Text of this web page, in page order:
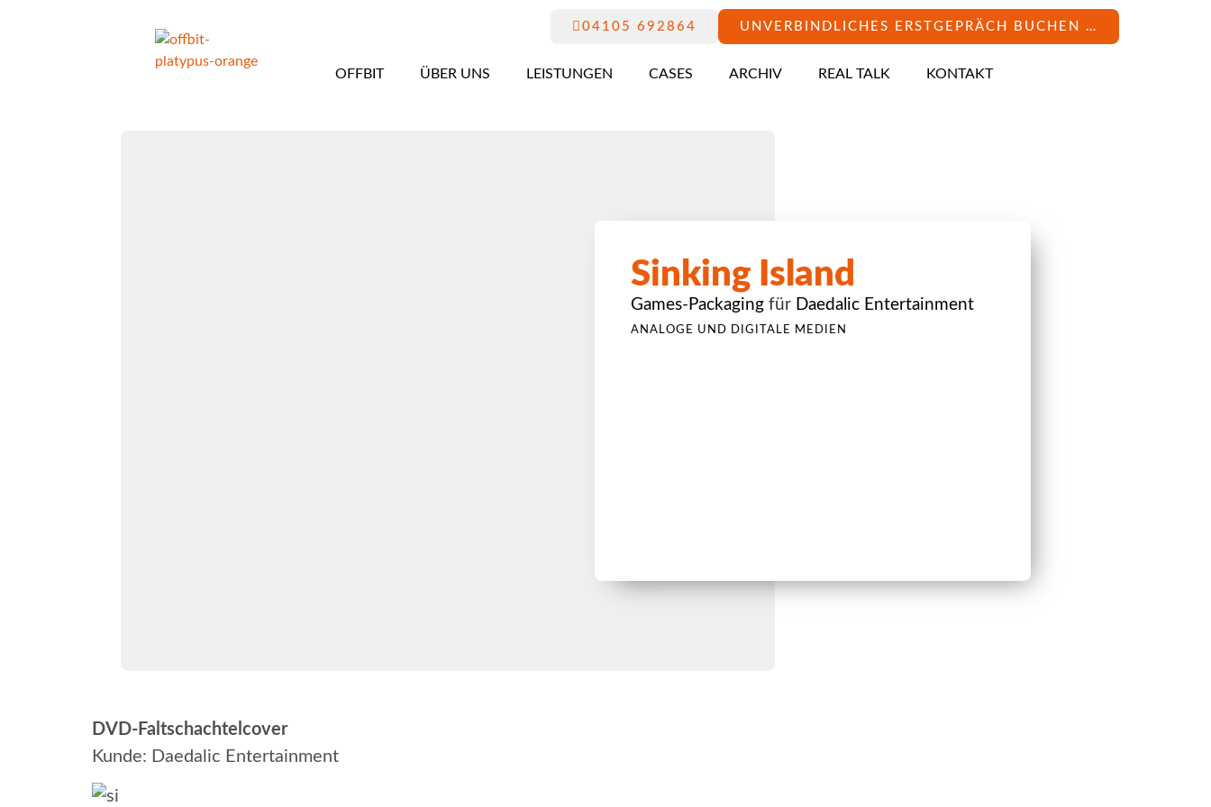
UNVERBINDLICHES ERSTGEPRÄCH BUCHEN …
04105 692864
OFFBIT ÜBER UNS LEISTUNGEN CASES ARCHIV REAL TALK KONTAKT
Sinking Island
Games-Packaging für Daedalic Entertainment
ANALOGE UND DIGITALE MEDIEN
DVD-Faltschachtelcover
Kunde: Daedalic Entertainment